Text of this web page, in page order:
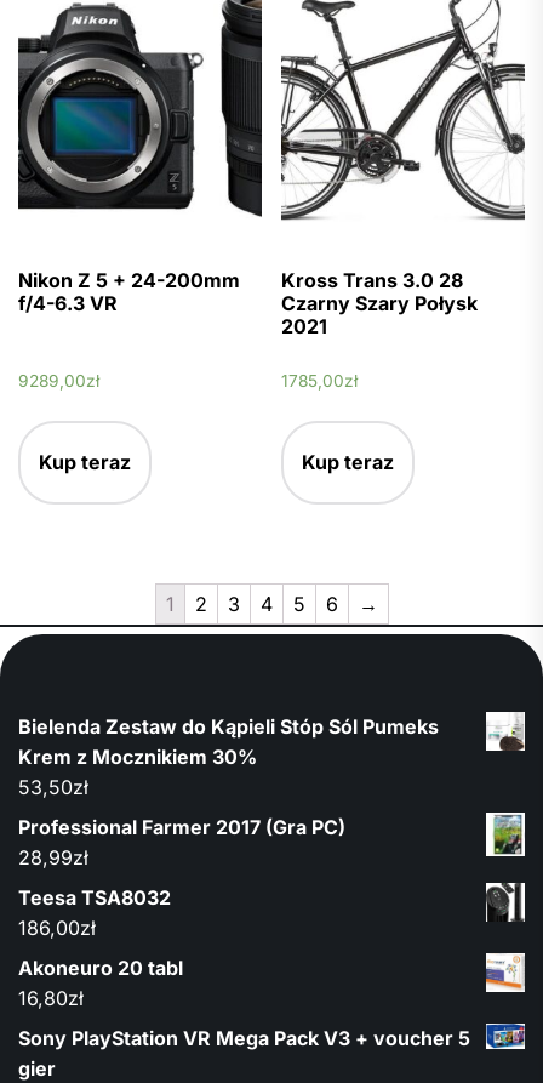
Nikon Z 5 + 24-200mm
f/4-6.3 VR
9289,00zł
Kup teraz
Kross Trans 3.0 28
Czarny Szary Połysk
2021
1785,00zł
Kup teraz
1 2 3 4 5 6 →
Bielenda Zestaw do Kąpieli Stóp Sól Pumeks
Krem z Mocznikiem 30%
53,50zł
Professional Farmer 2017 (Gra PC)
28,99zł
Teesa TSA8032
186,00zł
Akoneuro 20 tabl
16,80zł
Sony PlayStation VR Mega Pack V3 + voucher 5
gier